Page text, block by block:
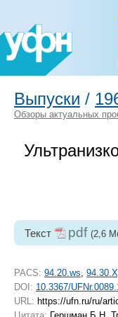
Выпуски /
Обзоры актуальных
Текст pdf (2,6
PACS: 94.20.ws,
DOI: 10.3367/
URL: https://ufn.ru/ru/